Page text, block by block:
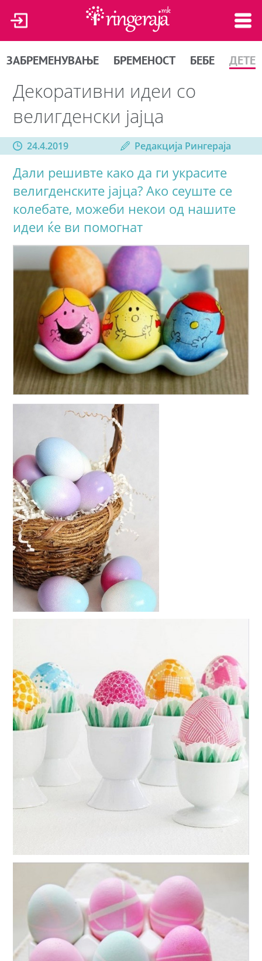
ЗАБРЕМЕНУВАЊЕ БРЕМЕНОСТ БЕБЕ ДЕТЕ
Декоративни идеи со
велигденски јајца
24.4.2019 Редакција Рингераја
Дали решивте како да ги украсите
велигденските јајца? Ако сеуште се
колебате, можеби некои од нашите
идеи ќе ви помогнат